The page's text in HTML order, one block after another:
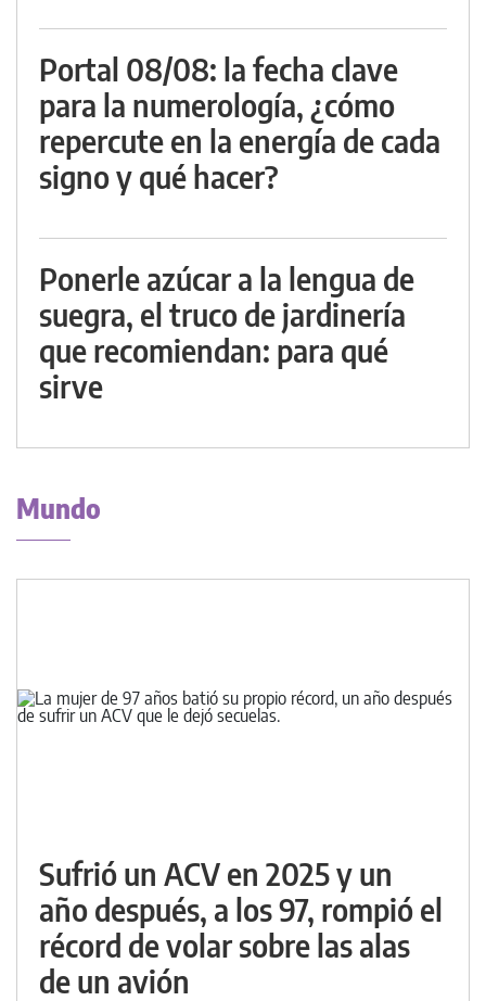
Portal 08/08: la fecha clave
para la numerología, ¿cómo
repercute en la energía de cada
signo y qué hacer?
Ponerle azúcar a la lengua de
suegra, el truco de jardinería
que recomiendan: para qué
sirve
Mundo
Sufrió un ACV en 2025 y un
año después, a los 97, rompió el
récord de volar sobre las alas
de un avión